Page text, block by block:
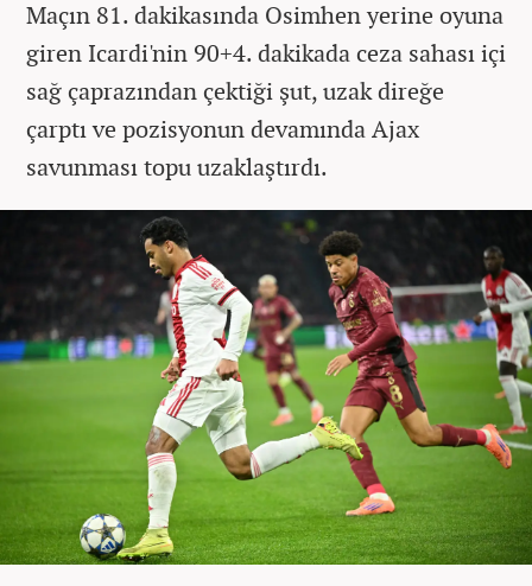
Maçın 81. dakikasında Osimhen yerine oyuna
giren Icardi'nin 90+4. dakikada ceza sahası içi
sağ çaprazından çektiği şut, uzak direğe
çarptı ve pozisyonun devamında Ajax
savunması topu uzaklaştırdı.